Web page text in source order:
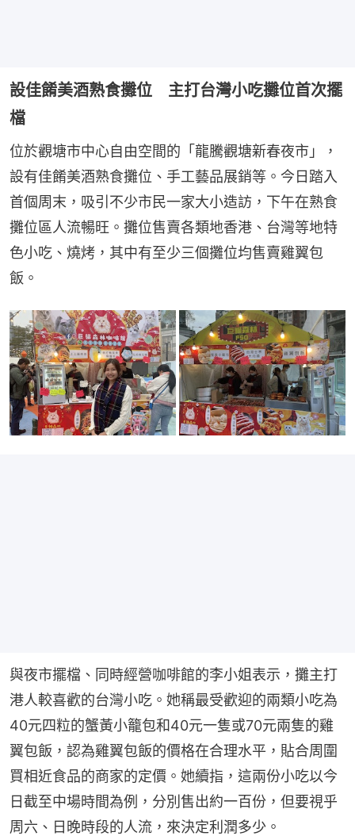
設佳餚美酒熟食攤位 主打台灣小吃攤位首次擺
檔
位於觀塘市中心自由空間的「龍騰觀塘新春夜市」，
設有佳餚美酒熟食攤位、手工藝品展銷等。今日踏入
首個周末，吸引不少市民一家大小造訪，下午在熟食
攤位區人流暢旺。攤位售賣各類地香港、台灣等地特
色小吃、燒烤，其中有至少三個攤位均售賣雞翼包
飯。
與夜市擺檔、同時經營咖啡館的李小姐表示，攤主打
港人較喜歡的台灣小吃。她稱最受歡迎的兩類小吃為
40元四粒的蟹黃小籠包和40元一隻或70元兩隻的雞
翼包飯，認為雞翼包飯的價格在合理水平，貼合周圍
買相近食品的商家的定價。她續指，這兩份小吃以今
日截至中場時間為例，分別售出約一百份，但要視乎
周六、日晚時段的人流，來決定利潤多少。